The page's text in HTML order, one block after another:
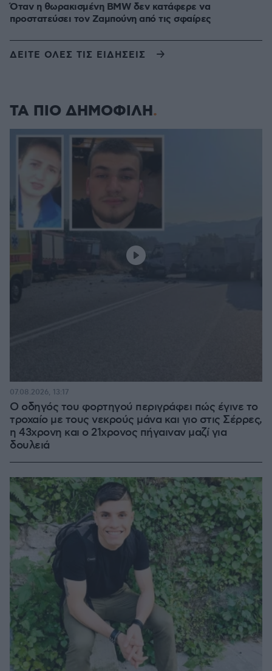
Όταν η θωρακισμένη BMW δεν κατάφερε να
προστατεύσει τον Ζαμπούνη από τις σφαίρες
ΔΕΙΤΕ ΟΛΕΣ ΤΙΣ ΕΙΔΗΣΕΙΣ
ΤΑ ΠΙΟ ΔΗΜΟΦΙΛΗ
Ο οδηγός του φορτηγού περιγράφει πώς έγινε το
τροχαίο με τους νεκρούς μάνα και γιο στις Σέρρες,
η 43χρονη και ο 21χρονος πήγαιναν μαζί για
δουλειά
07.08.2026, 13:17